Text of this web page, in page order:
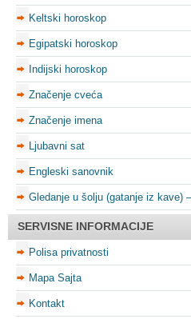
Keltski horoskop
Egipatski horoskop
Indijski horoskop
Značenje cveća
Značenje imena
Ljubavni sat
Engleski sanovnik
Gledanje u šolju (gatanje iz kave)
SERVISNE INFORMACIJE
Polisa privatnosti
Mapa Sajta
Kontakt